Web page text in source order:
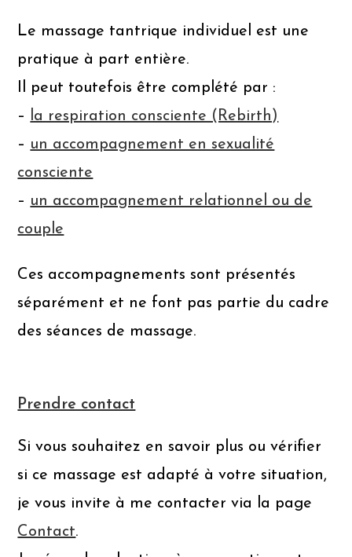
Le massage tantrique individuel est une
pratique à part entière.
Il peut toutefois être complété par :
– la respiration consciente (Rebirth)
– un accompagnement en sexualité
consciente
– un accompagnement relationnel ou de
couple
Ces accompagnements sont présentés
séparément et ne font pas partie du cadre
des séances de massage.
Prendre contact
Si vous souhaitez en savoir plus ou vérifier
si ce massage est adapté à votre situation,
je vous invite à me contacter via la page
Contact.